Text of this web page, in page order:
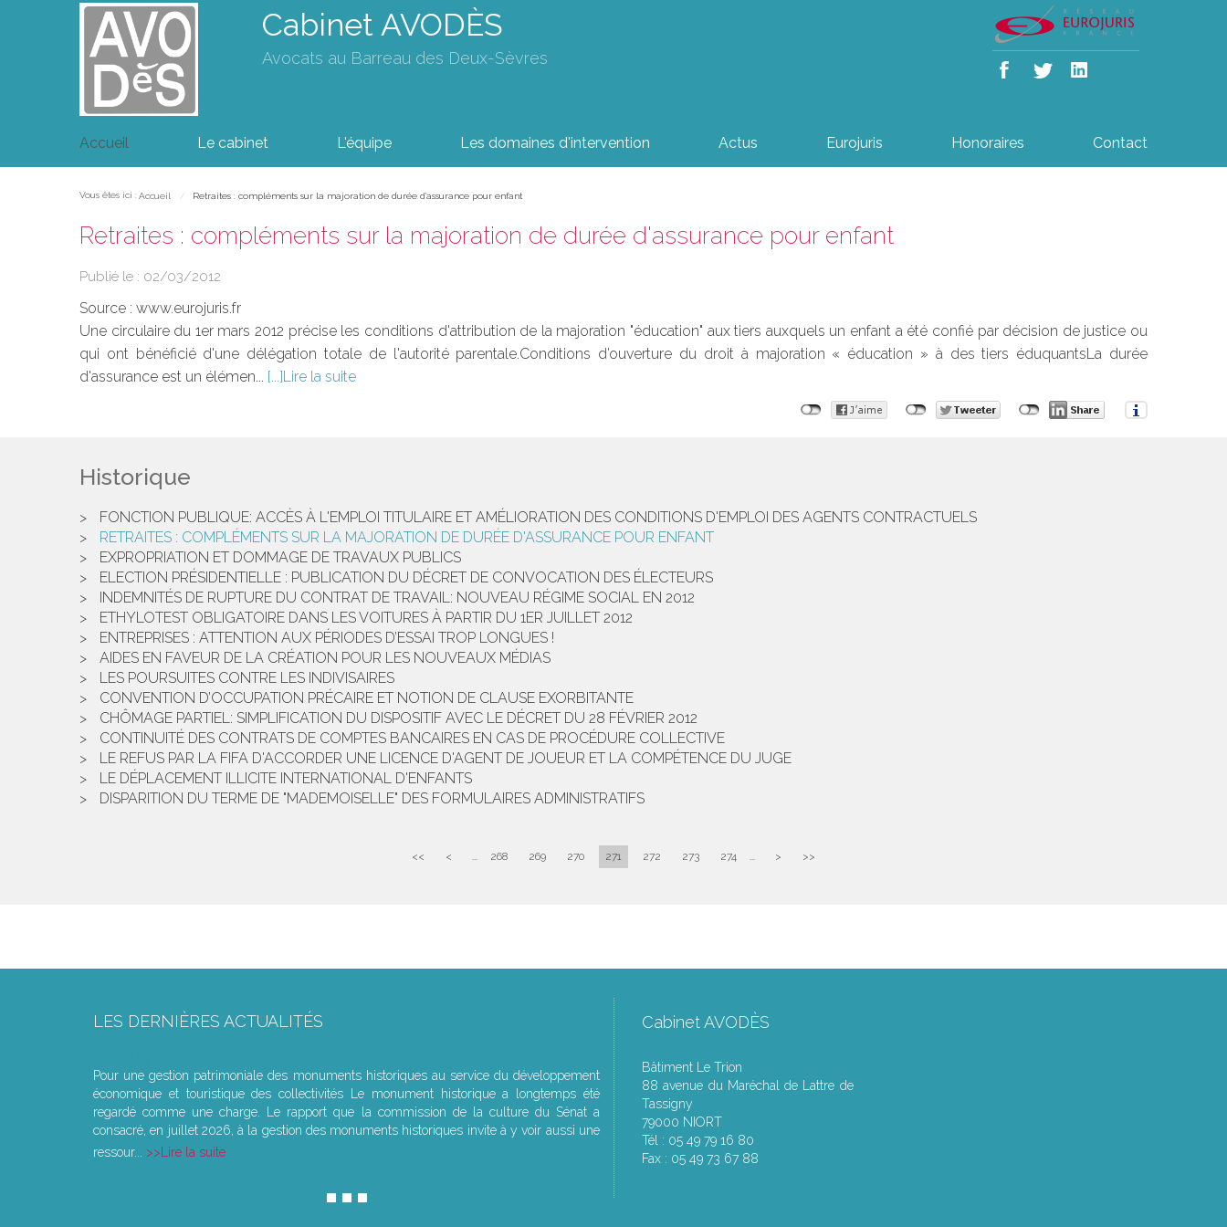
Cabinet AVODÈS
Avocats au Barreau des Deux-Sèvres
Accueil Le cabinet L'équipe Les domaines d'intervention Actus Eurojuris Honoraires Contact
Vous êtes ici : Accueil Retraites : compléments sur la majoration de durée d'assurance pour enfant
Retraites : compléments sur la majoration de durée d'assurance pour enfant
Publié le : 02/03/2012
Source : www.eurojuris.fr
Une circulaire du 1er mars 2012 précise les conditions d'attribution de la majoration "éducation" aux tiers auxquels un enfant a été confié par décision de justice ou
qui ont bénéficié d'une délégation totale de l'autorité parentale.Conditions d’ouverture du droit à majoration « éducation » à des tiers éduquantsLa durée
d'assurance est un élémen...
Lire la suite
Historique
FONCTION PUBLIQUE: ACCÈS À L'EMPLOI TITULAIRE ET AMÉLIORATION DES CONDITIONS D'EMPLOI DES AGENTS CONTRACTUELS
RETRAITES : COMPLÉMENTS SUR LA MAJORATION DE DURÉE D'ASSURANCE POUR ENFANT
EXPROPRIATION ET DOMMAGE DE TRAVAUX PUBLICS
ELECTION PRÉSIDENTIELLE : PUBLICATION DU DÉCRET DE CONVOCATION DES ÉLECTEURS
INDEMNITÉS DE RUPTURE DU CONTRAT DE TRAVAIL: NOUVEAU RÉGIME SOCIAL EN 2012
ETHYLOTEST OBLIGATOIRE DANS LES VOITURES À PARTIR DU 1ER JUILLET 2012
ENTREPRISES : ATTENTION AUX PÉRIODES D’ESSAI TROP LONGUES !
AIDES EN FAVEUR DE LA CRÉATION POUR LES NOUVEAUX MÉDIAS
LES POURSUITES CONTRE LES INDIVISAIRES
CONVENTION D’OCCUPATION PRÉCAIRE ET NOTION DE CLAUSE EXORBITANTE
CHÔMAGE PARTIEL: SIMPLIFICATION DU DISPOSITIF AVEC LE DÉCRET DU 28 FÉVRIER 2012
CONTINUITÉ DES CONTRATS DE COMPTES BANCAIRES EN CAS DE PROCÉDURE COLLECTIVE
LE REFUS PAR LA FIFA D'ACCORDER UNE LICENCE D'AGENT DE JOUEUR ET LA COMPÉTENCE DU JUGE
LE DÉPLACEMENT ILLICITE INTERNATIONAL D'ENFANTS
DISPARITION DU TERME DE "MADEMOISELLE" DES FORMULAIRES ADMINISTRATIFS
<< < ... 268 269 270 271 272 273 274 ... > >>
LES DERNIÈRES ACTUALITÉS
Pour une gestion patrimoniale des monuments historiques au service du développement
économique et touristique des collectivités Le monument historique a longtemps été
regardé comme une charge. Le rapport que la commission de la culture du Sénat a
consacré, en juillet 2026, à la gestion des monuments historiques invite à y voir aussi une
ressour...
Lire la suite
Cabinet AVODÈS
Bâtiment Le Trion
88 avenue du Maréchal de Lattre de
Tassigny
79000 NIORT
Tél : 05 49 79 16 80
Fax : 05 49 73 67 88